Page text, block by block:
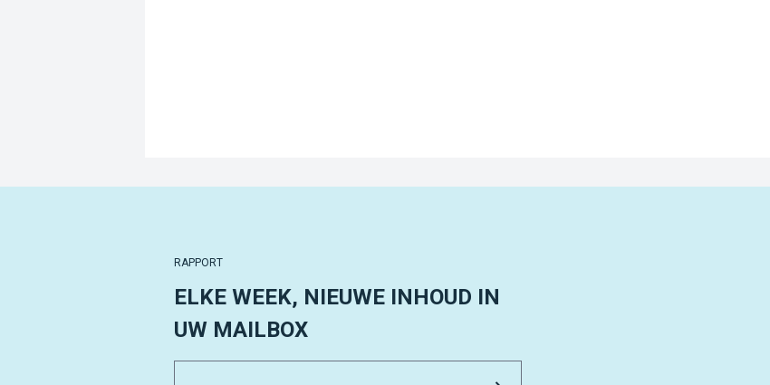
RAPPORT
ELKE WEEK, NIEUWE INHOUD IN
UW MAILBOX